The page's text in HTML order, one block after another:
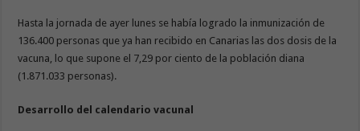
Hasta la jornada de ayer lunes se había logrado la inmunización de
136.400 personas que ya han recibido en Canarias las dos dosis de la
vacuna, lo que supone el 7,29 por ciento de la población diana
(1.871.033 personas).
Desarrollo del calendario vacunal